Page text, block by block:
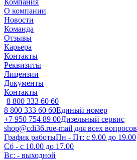
Компания
О компании
Новости
Команда
Отзывы
Карьера
Контакты
Реквизиты
Лицензии
Документы
Контакты
8 800 333 60 60
8 800 333 60 60Единый номер
+7 950 754 89 00Дизельный сервис
shop@cdi36.rue-mail для всех вопросов
График работыПн - Пт: с 9.00 до 19.00
Сб - с 10.00 до 17.00
Вс: - выходной